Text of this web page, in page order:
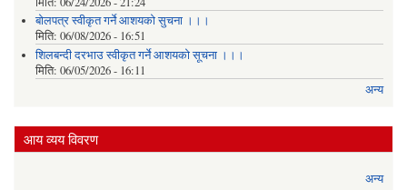
बोलपत्र स्वीकृत गर्ने आशयको सुचना ।।।
मिति: 06/08/2026 - 16:51
शिलबन्दी दरभाउ स्वीकृत गर्ने आशयको सूचना ।।।
मिति: 06/05/2026 - 16:11
अन्य
आय व्यय विवरण
अन्य